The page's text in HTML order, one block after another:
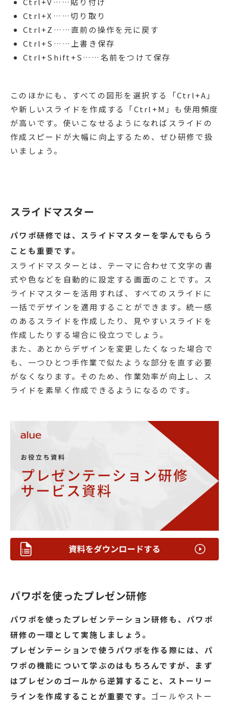
Ctrl+X……切り取り
Ctrl+Z……直前の操作を元に戻す
Ctrl+S……上書き保存
Ctrl+Shift+S……名前をつけて保存
このほかにも、すべての図形を選択する「Ctrl+A」
や新しいスライドを作成する「Ctrl+M」も使用頻度
が高いです。使いこなせるようになればスライドの
作成スピードが大幅に向上するため、ぜひ研修で扱
いましょう。
スライドマスター
パワポ研修では、スライドマスターを学んでもらう
ことも重要です。
スライドマスターとは、テーマに合わせて文字の書
式や色などを自動的に設定する画面のことです。ス
ライドマスターを活用すれば、すべてのスライドに
一括でデザインを適用することができます。統一感
のあるスライドを作成したり、見やすいスライドを
作成したりする場合に役立つでしょう。
また、あとからデザインを変更したくなった場合で
も、一つひとつ手作業で似たような部分を直す必要
がなくなります。そのため、作業効率が向上し、ス
ライドを素早く作成できるようになるのです。
パワポを使ったプレゼン研修
パワポを使ったプレゼンテーション研修も、パワポ
研修の一環として実施しましょう。
プレゼンテーションで使うパワポを作る際には、パ
ワポの機能について学ぶのはもちろんですが、まず
はプレゼンのゴールから逆算すること、ストーリー
ラインを作成することが重要です。 ゴールやストー